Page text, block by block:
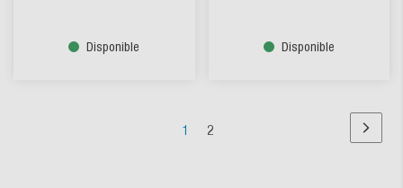
Disponible Disponible
Vous
1 Page
2
Page
Suivant